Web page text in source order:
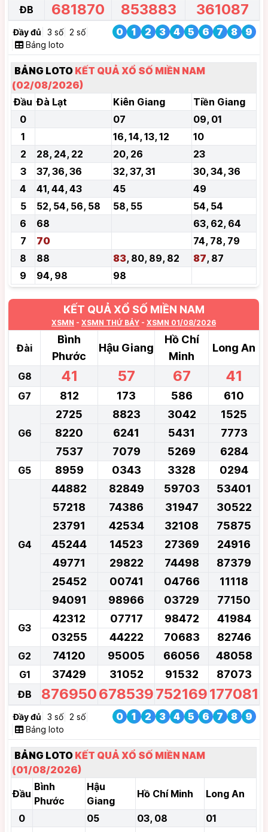
ĐB 681870 853883 361087
Đầy đủ 3 số 2 số 0 1 2 3 4 5 6 7 8 9
Bảng loto
BẢNG LOTO KẾT QUẢ XỔ SỐ MIỀN NAM
(02/08/2026)
Đầu Đà Lạt Kiên Giang
Tiền Giang
0
07
09, 01
1
16, 14, 13, 12
10
2
28, 24, 22 20, 26
23
3
37, 36, 36 32, 37, 31
30, 34, 36
4
41, 44, 43 45
49
5
52, 54, 56, 58 58, 55
54, 54
6
68
63, 62, 64
7
70
74, 78, 79
8
88 83, 80, 89, 82 87, 87
9
94, 98 98
KẾT QUẢ XỔ SỐ MIỀN NAM
XSMN - XSMN THỨ BẢY - XSMN 01/08/2026
Đài
Bình
Phước
Hậu Giang
Hồ Chí
Minh
Long An
G8 41 57 67 41
G7 812 173 586 610
G6
2725 8823 3042
1525
8220
6241 5431
7773
7537
7079 5269 6284
G5 8959 0343 3328 0294
G4
44882 82849 59703
53401
57218
74386 31947
30522
23791
42534 32108
75875
45244
14523 27369
24916
49771
29822 74498
87379
25452
00741 04766
11118
94091
98966 03729 77150
G3
42312 07717 98472
41984
03255
44222 70683 82746
G2 74120 95005 66056 48058
G1 37429 31052 91532 87073
ĐB 876950678539752169177081
Đầy đủ 3 số 2 số 0 1 2 3 4 5 6 7 8 9
Bảng loto
BẢNG LOTO KẾT QUẢ XỔ SỐ MIỀN NAM
(01/08/2026)
Đầu
Bình
Phước
Hậu
Giang
Hồ Chí Minh Long An
0 05 03, 08
01